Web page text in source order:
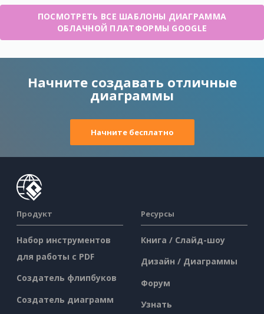
ПОСМОТРЕТЬ ВСЕ ШАБЛОНЫ ДИАГРАММА
ОБЛАЧНОЙ ПЛАТФОРМЫ GOOGLE
Начните создавать отличные
диаграммы
Начните бесплатно
Продукт
Набор инструментов
для работы с PDF
Создатель флипбуков
Создатель диаграмм
Ресурсы
Книга / Слайд-шоу
Дизайн / Диаграммы
Форум
Узнать